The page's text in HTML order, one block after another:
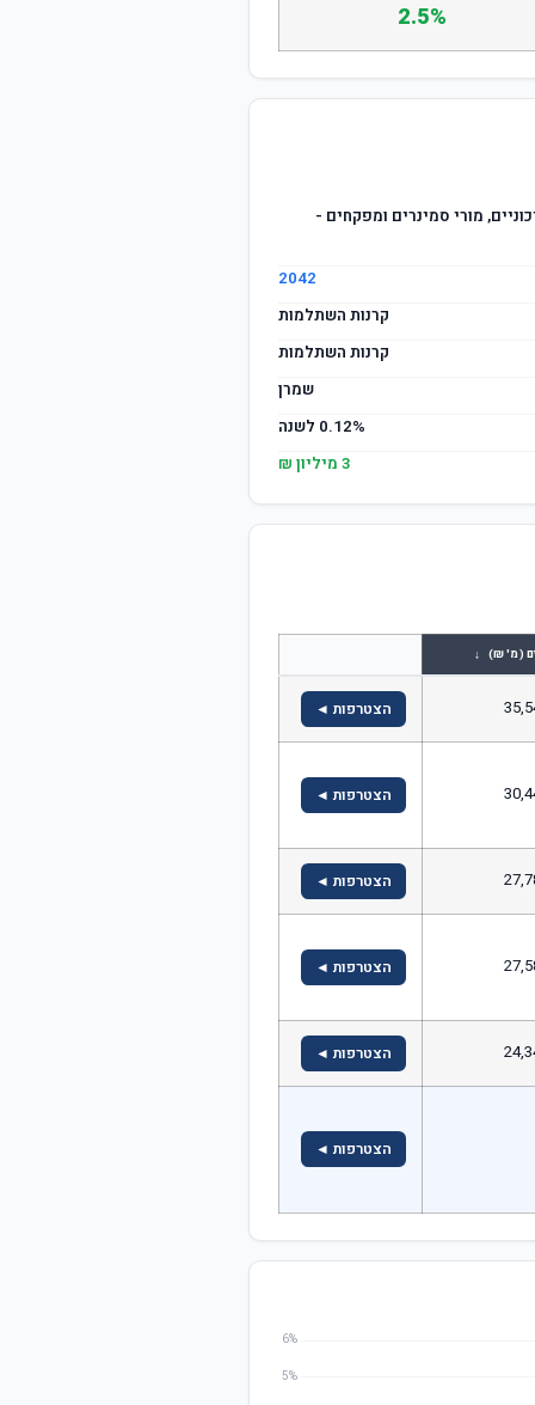
2.5%
מורי סמינרים ומפקחים -
2042
קרנות השתלמות
קרנות השתלמות
שמרן
0.12% לשנה
3 מיליון ₪
(מ' ₪) ↓
הצטרפות ◄
הצטרפות ◄
הצטרפות ◄
הצטרפות ◄
הצטרפות ◄
הצטרפות ◄